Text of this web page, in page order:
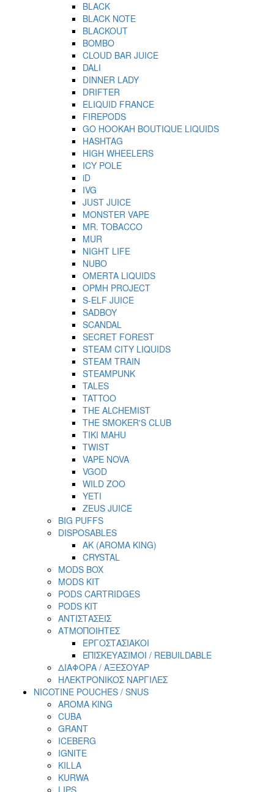
BLACK
BLACK NOTE
BLACKOUT
BOMBO
CLOUD BAR JUICE
DALI
DINNER LADY
DRIFTER
ELIQUID FRANCE
FIREPODS
GO HOOKAH BOUTIQUE LIQUIDS
HASHTAG
HIGH WHEELERS
ICY POLE
iD
IVG
JUST JUICE
MONSTER VAPE
MR. TOBACCO
MUR
NIGHT LIFE
NUBO
OMERTA LIQUIDS
OPMH PROJECT
S-ELF JUICE
SADBOY
SCANDAL
SECRET FOREST
STEAM CITY LIQUIDS
STEAM TRAIN
STEAMPUNK
TALES
TATTOO
THE ALCHEMIST
THE SMOKER'S CLUB
TIKI MAHU
TWIST
VAPE NOVA
VGOD
WILD ZOO
YETI
ZEUS JUICE
BIG PUFFS
DISPOSABLES
AK (AROMA KING)
CRYSTAL
MODS BOX
MODS KIT
PODS CARTRIDGES
PODS KIT
ΑΝΤΙΣΤΑΣΕΙΣ
ΑΤΜΟΠΟΙΗΤΕΣ
ΕΡΓΟΣΤΑΣΙΑΚΟΙ
ΕΠΙΣΚΕΥΑΣΙΜΟΙ / REBUILDABLE
ΔΙΑΦΟΡΑ / ΑΞΕΣΟΥΑΡ
ΗΛΕΚΤΡΟΝΙΚΟΣ ΝΑΡΓΙΛΕΣ
NICOTINE POUCHES / SNUS
AROMA KING
CUBA
GRANT
ICEBERG
IGNITE
KILLA
KURWA
LIPS